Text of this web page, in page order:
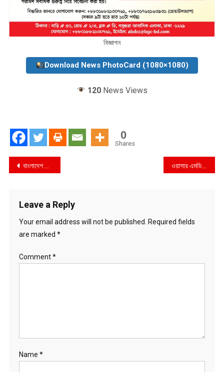
বিজ্ঞাপন
Download News PhotoCard (1080×1080)
120 News Views
0
Shares
Post
বাংলাদেশ এসোসিয়েশন অফ হংকং এর কার্যনির্বাহী কমিটি গঠন
Leave a Reply
Your email address will not be published.
Required fields
are marked *
Comment*
Name *